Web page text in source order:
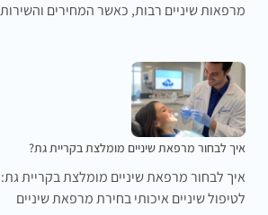
מרפאות שיניים רבות, כאשר המחירים
איך לבחור מרפאת שיניים מומלצת בקריית גת?
איך לבחור מרפאת שיניים מומלצת בקריית
לטיפול שיניים איכותי בחירת מרפאת שיניים